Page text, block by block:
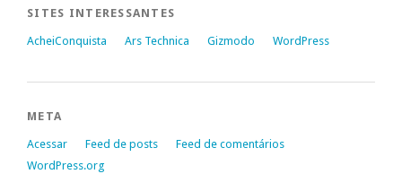
SITES INTERESSANTES
AcheiConquista Ars Technica Gizmodo WordPress
META
Acessar Feed de posts
Feed de comentários
WordPress.org